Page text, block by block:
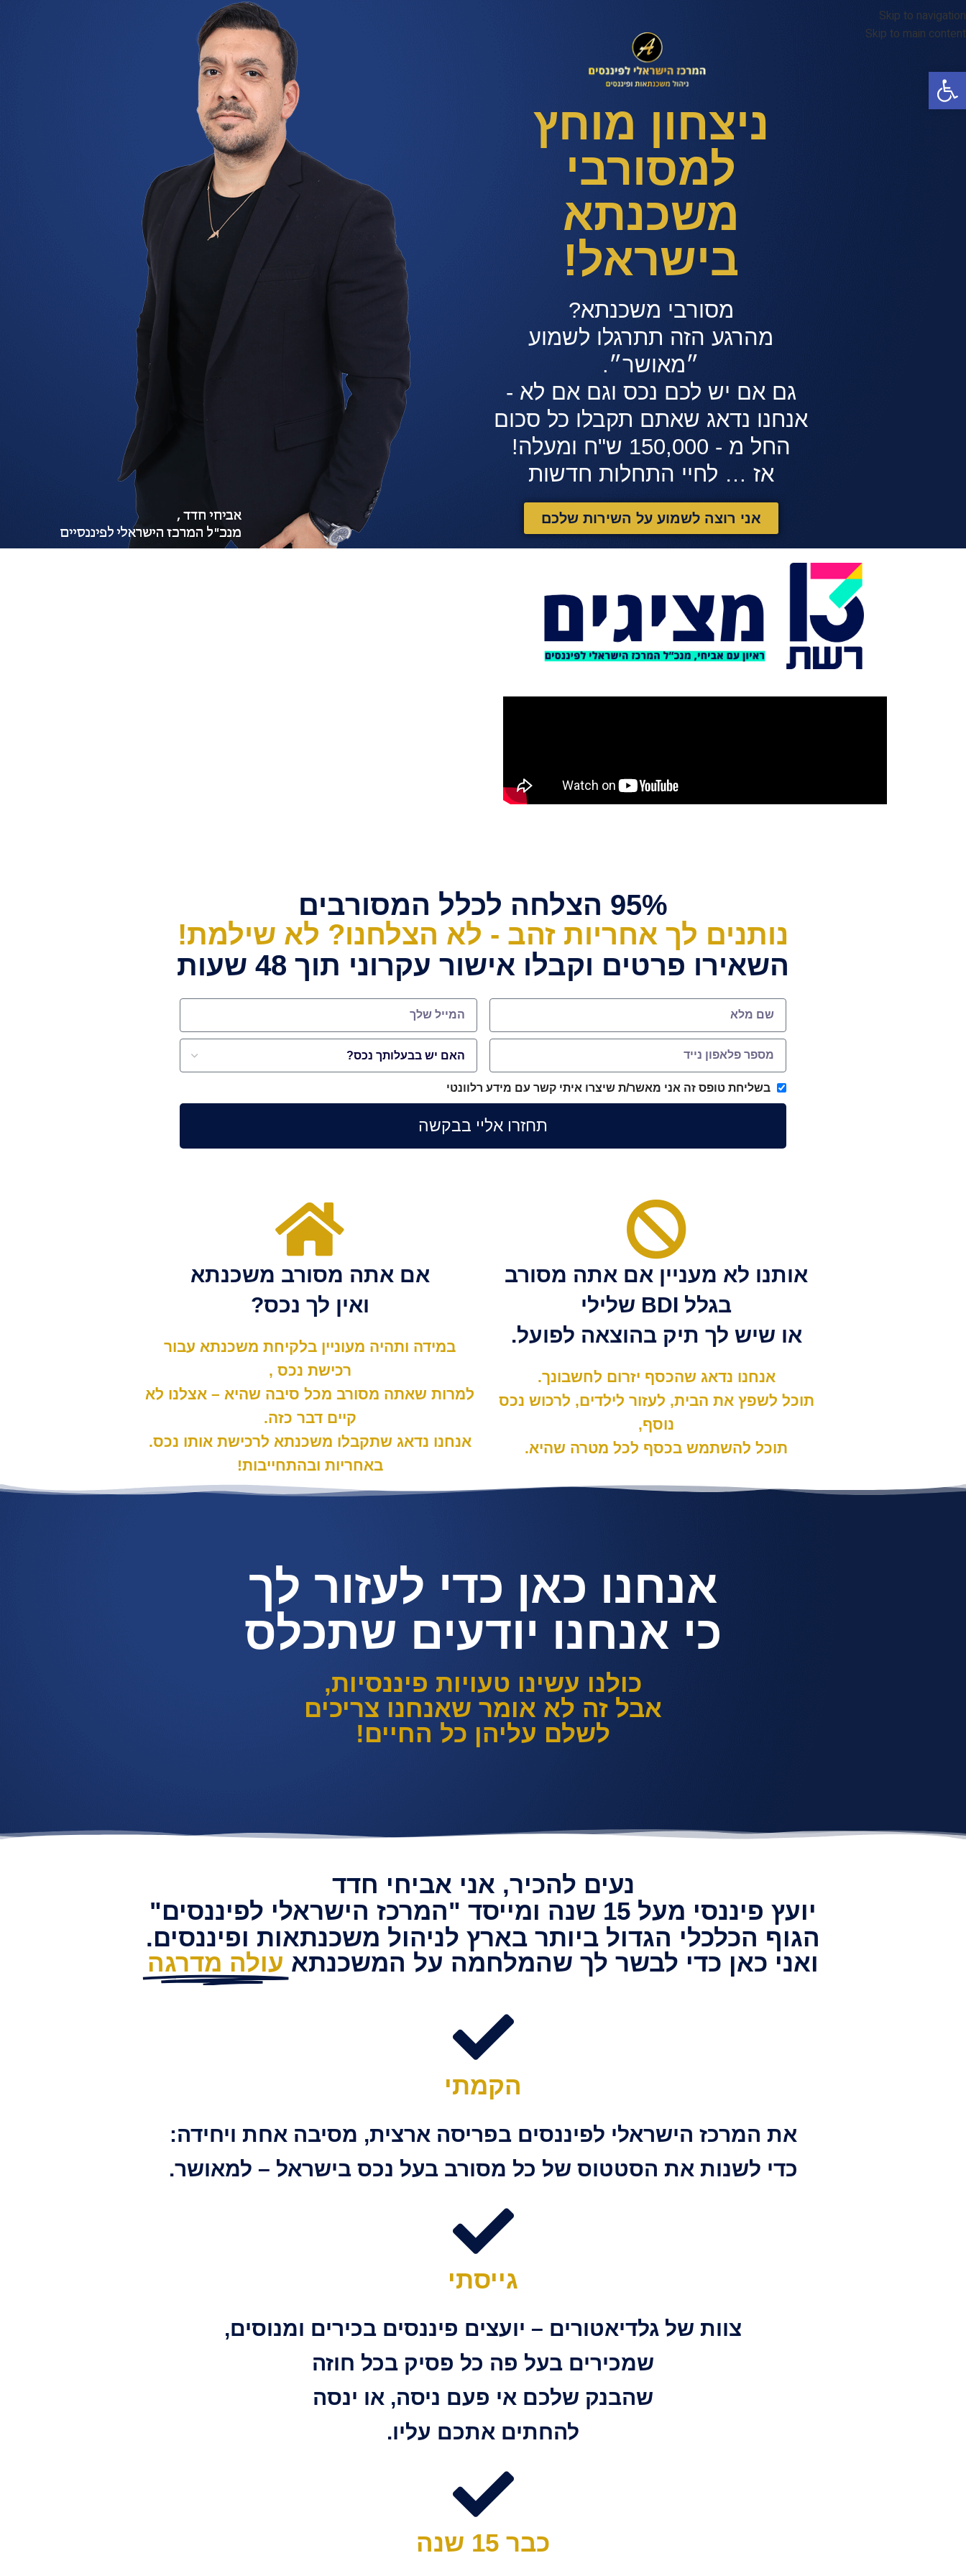
פתח סרגל נגישות
Skip to navigation
Skip to main content
ניצחון מוחץ
למסורבי
משכנתא
בישראל!
מסורבי משכנתא?
מהרגע הזה תתרגלו לשמוע
״מאושר״.
גם אם יש לכם נכס וגם אם לא -
אנחנו נדאג שאתם תקבלו כל סכום
החל מ - 150,000 ש"ח ומעלה!
אז … לחיי התחלות חדשות
אני רוצה לשמוע על השירות שלכם
95% הצלחה לכלל המסורבים
נותנים לך אחריות זהב - לא הצלחנו? לא שילמת!
השאירו פרטים וקבלו אישור עקרוני תוך 48 שעות
בשליחת טופס זה אני מאשר/ת שיצרו איתי קשר עם מידע רלוונטי
תחזרו אליי בבקשה
אותנו לא מעניין אם אתה מסורב
בגלל BDI שלילי
או שיש לך תיק בהוצאה לפועל.
אנחנו נדאג שהכסף יזרום לחשבונך.
תוכל לשפץ את הבית, לעזור לילדים, לרכוש נכס
נוסף,
תוכל להשתמש בכסף לכל מטרה שהיא.
אם אתה מסורב משכנתא
ואין לך נכס?
במידה ותהיה מעוניין בלקיחת משכנתא עבור
רכישת נכס ,
למרות שאתה מסורב מכל סיבה שהיא – אצלנו לא
קיים דבר כזה.
אנחנו נדאג שתקבלו משכנתא לרכישת אותו נכס.
באחריות ובהתחייבות!
אנחנו כאן כדי לעזור לך
כי אנחנו יודעים שתכלס
כולנו עשינו טעויות פיננסיות,
אבל זה לא אומר שאנחנו צריכים
לשלם עליהן כל החיים!
נעים להכיר, אני אביחי חדד
יועץ פיננסי מעל 15 שנה ומייסד "המרכז הישראלי לפיננסים"
הגוף הכלכלי הגדול ביותר בארץ לניהול משכנתאות ופיננסים.
ואני כאן כדי לבשר לך שהמלחמה על המשכנתא עולה מדרגה
הקמתי
את המרכז הישראלי לפיננסים בפריסה ארצית, מסיבה אחת ויחידה:
כדי לשנות את הסטטוס של כל מסורב בעל נכס בישראל – למאושר.
גייסתי
צוות של גלדיאטורים – יועצים פיננסים בכירים ומנוסים,
שמכירים בעל פה כל פסיק בכל חוזה
שהבנק שלכם אי פעם ניסה, או ינסה
להחתים אתכם עליו.
כבר 15 שנה